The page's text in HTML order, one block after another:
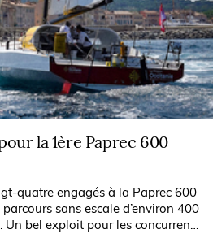
la 1ère Paprec 600
quatre engagés à la Paprec 600
sans escale d’environ 400
bel exploit pour les concurrents